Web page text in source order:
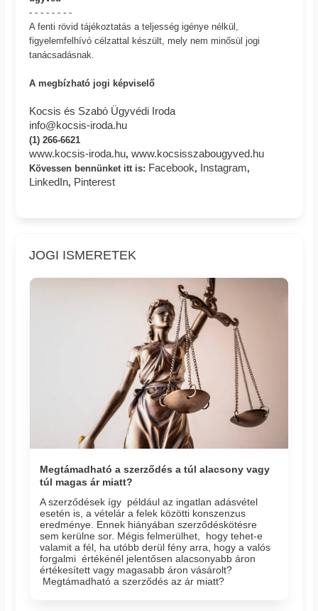
- - - - - - - -
A fenti rövid tájékoztatás a teljesség igénye nélkül,
figyelemfelhívó célzattal készült, mely nem minősül jogi
tanácsadásnak.
A megbízható jogi képviselő
Kocsis és Szabó Ügyvédi Iroda
info@kocsis-iroda.hu
(1) 266-6621
www.kocsis-iroda.hu,www.kocsisszabougyved.hu
Kövessen bennünket itt is: Facebook, Instagram,
LinkedIn, Pinterest
JOGI ISMERETEK
Megtámadható a szerződés a túl alacsony vagy
túl magas ár miatt?
A szerződések így például az ingatlan adásvétel
esetén is, a vételár a felek közötti konszenzus
eredménye. Ennek hiányában szerződéskötésre
sem kerülne sor. Mégis felmerülhet, hogy tehet-e
valamit a fél, ha utóbb derül fény arra, hogy a valós
forgalmi értékénél jelentősen alacsonyabb áron
értékesített vagy magasabb áron vásárolt?
Megtámadható a szerződés az ár miatt?